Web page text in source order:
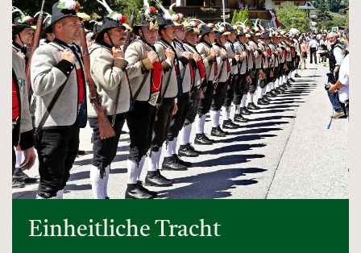
Einheitliche Tracht